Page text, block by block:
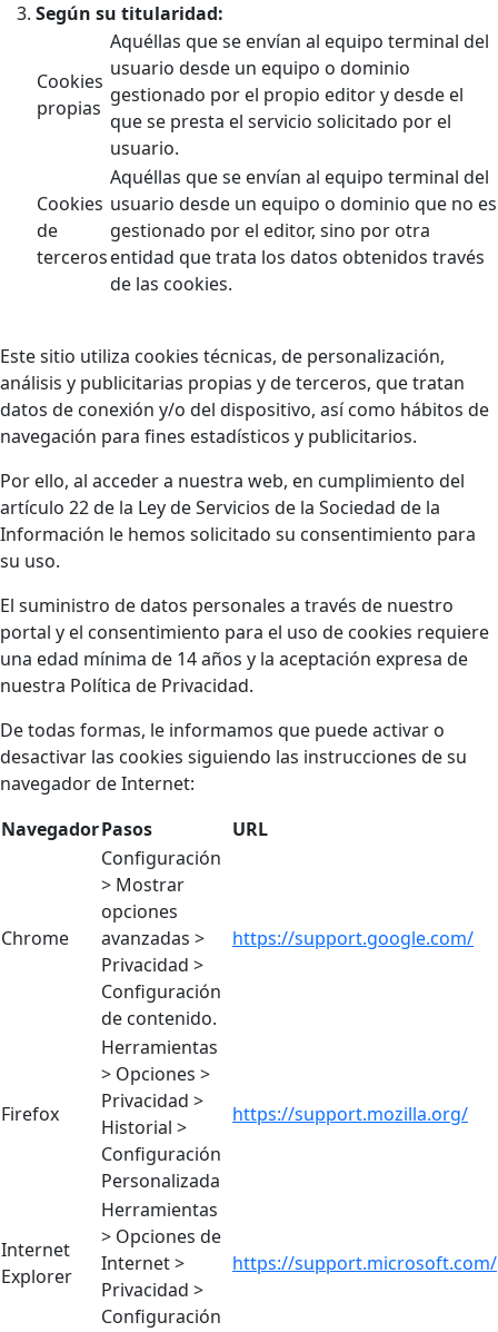
Según su titularidad:
Cookies
propias
Aquéllas que se envían al equipo terminal del
usuario desde un equipo o dominio
gestionado por el propio editor y desde el
que se presta el servicio solicitado por el
usuario.
Cookies
de
terceros
Aquéllas que se envían al equipo terminal del
usuario desde un equipo o dominio que no es
gestionado por el editor, sino por otra
entidad que trata los datos obtenidos través
de las cookies.
Este sitio utiliza cookies técnicas, de personalización,
análisis y publicitarias propias y de terceros, que tratan
datos de conexión y/o del dispositivo, así como hábitos de
navegación para fines estadísticos y publicitarios.
Por ello, al acceder a nuestra web, en cumplimiento del
artículo 22 de la Ley de Servicios de la Sociedad de la
Información le hemos solicitado su consentimiento para
su uso.
El suministro de datos personales a través de nuestro
portal y el consentimiento para el uso de cookies requiere
una edad mínima de 14 años y la aceptación expresa de
nuestra Política de Privacidad.
De todas formas, le informamos que puede activar o
desactivar las cookies siguiendo las instrucciones de su
navegador de Internet:
NavegadorPasos URL
Chrome
Configuración
> Mostrar
opciones
avanzadas >
Privacidad >
Configuración
de contenido.
https://support.google.com/
Firefox
Herramientas
> Opciones >
Privacidad >
Historial >
Configuración
Personalizada
https://support.mozilla.org/
Internet
Explorer
Herramientas
> Opciones de
Internet >
Privacidad >
Configuración
https://support.microsoft.com/